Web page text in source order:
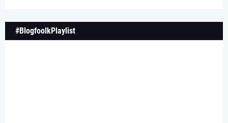
#BlogfoolkPlaylist